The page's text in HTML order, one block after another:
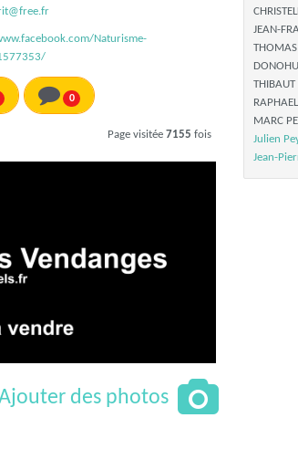
Naturisme-
0
Page visitée 7155 fois
JEAN-
THOMAS
THIBAUT
MARC
Julien
Jean-
des photos